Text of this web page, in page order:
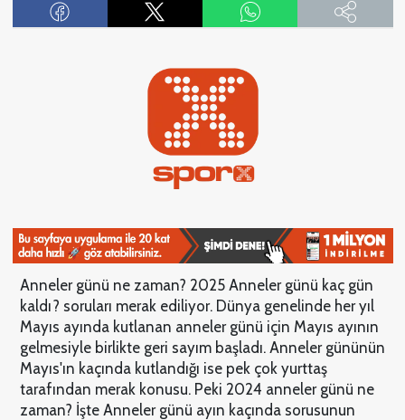
Anneler günü ne zaman? 2025 Anneler günü kaç gün
kaldı? soruları merak ediliyor. Dünya genelinde her yıl
Mayıs ayında kutlanan anneler günü için Mayıs ayının
gelmesiyle birlikte geri sayım başladı. Anneler gününün
Mayıs'ın kaçında kutlandığı ise pek çok yurttaş
tarafından merak konusu. Peki 2024 anneler günü ne
zaman? İşte Anneler günü ayın kaçında sorusunun